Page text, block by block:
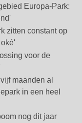
Europa-Park:
zitten constant op
voor de
maanden al
in een heel
nog dit jaar